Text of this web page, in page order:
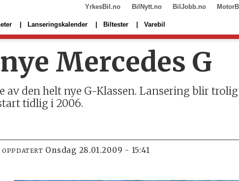
YrkesBil.no BilNytt.no BilJobb.no
Lanseringskalender Biltester Varebil
Mercedes G
av den helt nye G-Klassen. Lansering blir
tidlig i 2006.
OPPDATERT onsdag 28.01.2009 - 15:41